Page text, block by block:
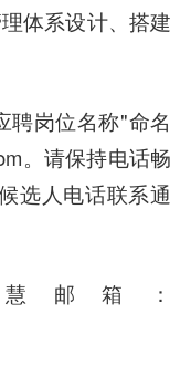
体系设计、搭建
聘岗位名称"命名
。请保持电话畅
选人电话联系通
邮箱：